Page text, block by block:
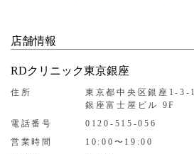
店舗情報
RDクリニック東京銀座
住所
東京都中央区銀座1-3-1
銀座富士屋ビル 9F
電話番号
0120-515-056
営業時間
10:00〜19:00